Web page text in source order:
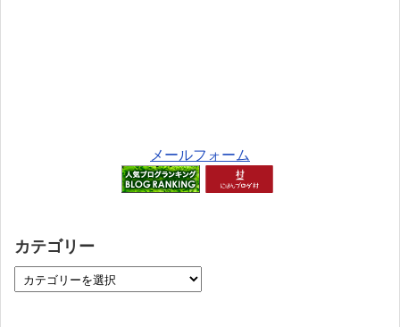
メールフォーム
カテゴリー